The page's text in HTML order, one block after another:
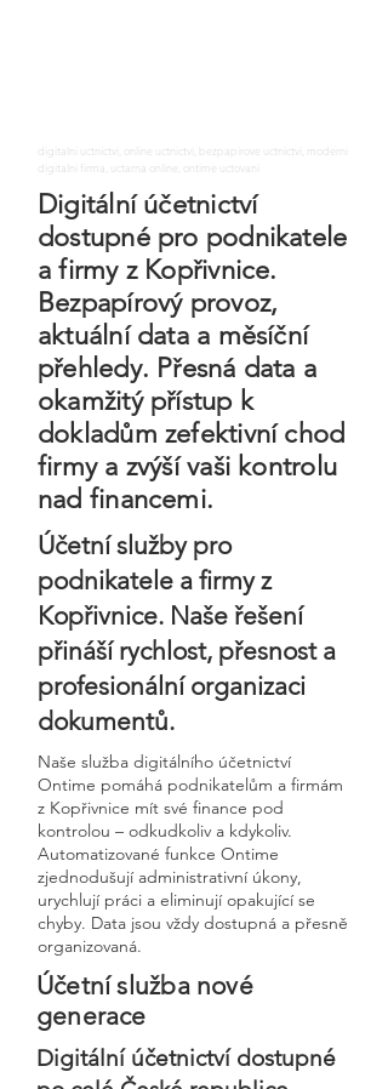
digitalni uctnictvi, online uctnictvi, bezpapirove uctnictvi, moderni
digitalni firma, uctarna online, ontime uctovani
Digitální účetnictví
dostupné pro podnikatele
a firmy z Kopřivnice.
Bezpapírový provoz,
aktuální data a měsíční
přehledy. Přesná data a
okamžitý přístup k
dokladům zefektivní chod
firmy a zvýší vaši kontrolu
nad financemi.
Účetní služby pro
podnikatele a firmy z
Kopřivnice. Naše řešení
přináší rychlost, přesnost a
profesionální organizaci
dokumentů.
Naše služba digitálního účetnictví
Ontime pomáhá podnikatelům a firmám
z Kopřivnice mít své finance pod
kontrolou – odkudkoliv a kdykoliv.
Automatizované funkce Ontime
zjednodušují administrativní úkony,
urychlují práci a eliminují opakující se
chyby. Data jsou vždy dostupná a přesně
organizovaná.
Účetní služba nové
generace
Digitální účetnictví dostupné